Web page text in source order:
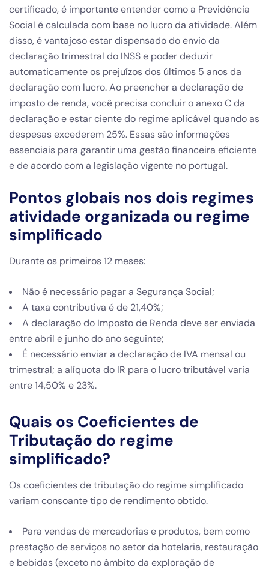
certificado, é importante entender como a Previdência
Social é calculada com base no lucro da atividade. Além
disso, é vantajoso estar dispensado do envio da
declaração trimestral do INSS e poder deduzir
automaticamente os prejuízos dos últimos 5 anos da
declaração com lucro. Ao preencher a declaração de
imposto de renda, você precisa concluir o anexo C da
declaração e estar ciente do regime aplicável quando as
despesas excederem 25%. Essas são informações
essenciais para garantir uma gestão financeira eficiente
e de acordo com a legislação vigente no portugal.
Pontos globais nos dois regimes
atividade organizada ou regime
simplificado
Durante os primeiros 12 meses:
Não é necessário pagar a Segurança Social;
A taxa contributiva é de 21,40%;
A declaração do Imposto de Renda deve ser enviada
entre abril e junho do ano seguinte;
É necessário enviar a declaração de IVA mensal ou
trimestral; a alíquota do IR para o lucro tributável varia
entre 14,50% e 23%.
Quais os Coeficientes de
Tributação do regime
simplificado?
Os coeficientes de tributação do regime simplificado
variam consoante tipo de rendimento obtido.
Para vendas de mercadorias e produtos, bem como
prestação de serviços no setor da hotelaria, restauração
e bebidas (exceto no âmbito da exploração de